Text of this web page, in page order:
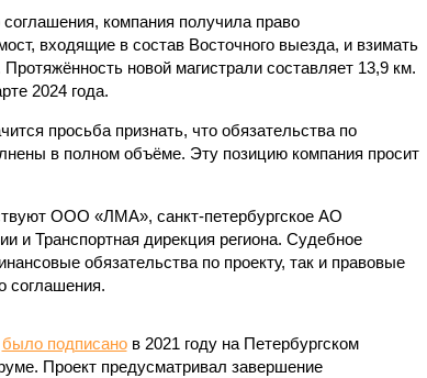
компания получила право
входящие в состав Восточного выезда, и взимать
новой магистрали составляет 13,9 км.
2024 года.
просьба признать, что обязательства по
в полном объёме. Эту позицию компания просит
ООО «ЛМА», санкт-петербургское АО
и Транспортная дирекция региона. Судебное
обязательства по проекту, так и правовые
соглашения.
было подписанов 2021 году на Петербургском
Проект предусматривал завершение